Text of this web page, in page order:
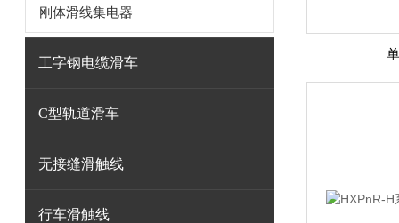
刚体滑线集电器
工字钢电缆滑车
C型轨道滑车
无接缝滑触线
行车滑触线